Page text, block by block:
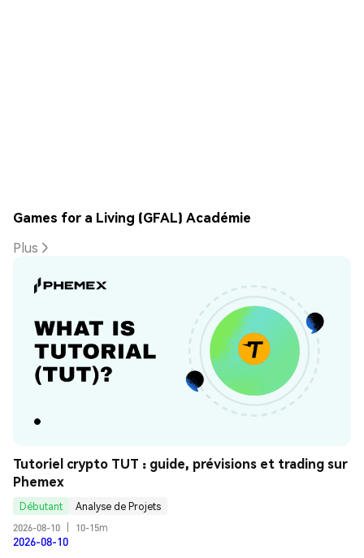
Games for a Living (GFAL) Académie
Plus
Tutoriel crypto TUT : guide, prévisions et trading sur
Phemex
Débutant
Analyse de Projets
2026-08-10
10-15m
2026-08-10